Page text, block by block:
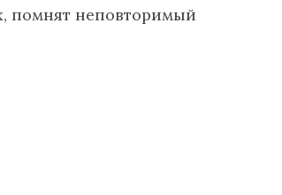
помнят неповторимый